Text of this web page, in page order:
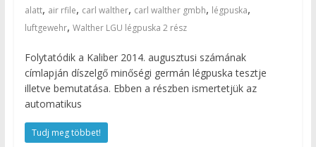
alatt, air rfile, carl walther, carl walther gmbh, légpuska,
luftgewehr, Walther LGU légpuska 2 rész
Folytatódik a Kaliber 2014. augusztusi számának
címlapján díszelgő minőségi germán légpuska tesztje
illetve bemutatása. Ebben a részben ismertetjük az
automatikus
Tudj meg többet!